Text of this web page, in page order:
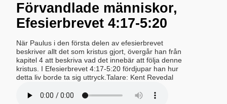
Förvandlade människor,
Efesierbrevet 4:17-5:20
När Paulus i den första delen av efesierbrevet
beskriver allt det som kristus gjort, övergår han från
kapitel 4 att beskriva vad det innebär att följa denne
kristus. I Efesierbrevet 4:17-5:20 fördjupar han hur
detta liv borde ta sig uttryck.Talare: Kent Revedal